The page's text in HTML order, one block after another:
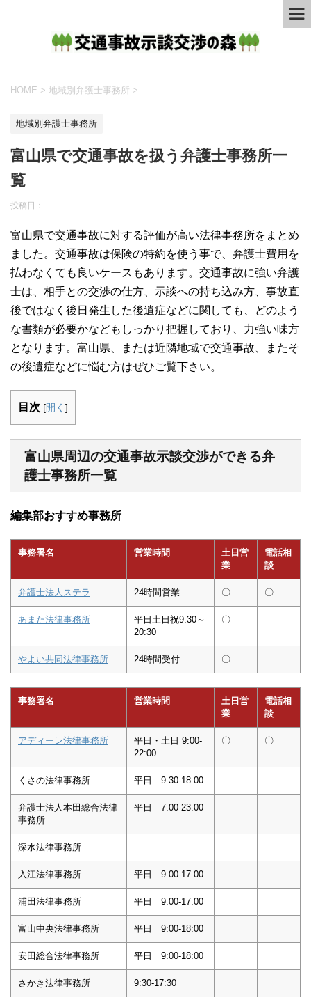
HOME > 地域別弁護士事務所 >
地域別弁護士事務所
富山県で交通事故を扱う弁護士事務所一
覧
投稿日：
富山県で交通事故に対する評価が高い法律事務所をまとめ
ました。交通事故は保険の特約を使う事で、弁護士費用を
払わなくても良いケースもあります。交通事故に強い弁護
士は、相手との交渉の仕方、示談への持ち込み方、事故直
後ではなく後日発生した後遺症などに関しても、どのよう
な書類が必要かなどもしっかり把握しており、力強い味方
となります。富山県、または近隣地域で交通事故、またそ
の後遺症などに悩む方はぜひご覧下さい。
目次 [開く ]
富山県周辺の交通事故示談交渉ができる弁
護士事務所一覧
編集部おすすめ事務所
事務署名 営業時間
土日営
業
電話相
談
弁護士法人ステラ 24時間営業 〇 〇
あまた法律事務所
平日土日祝9:30～
20:30
〇
やよい共同法律事務所 24時間受付 〇
事務署名 営業時間
土日営
業
電話相
談
アディーレ法律事務所
平日・土日 9:00-
22:00
〇 〇
くさの法律事務所 平日 9:30-18:00
弁護士法人本田総合法律
事務所
平日 7:00-23:00
深水法律事務所
入江法律事務所 平日 9:00-17:00
浦田法律事務所 平日 9:00-17:00
富山中央法律事務所 平日 9:00-18:00
安田総合法律事務所 平日 9:00-18:00
さかき法律事務所 9:30-17:30